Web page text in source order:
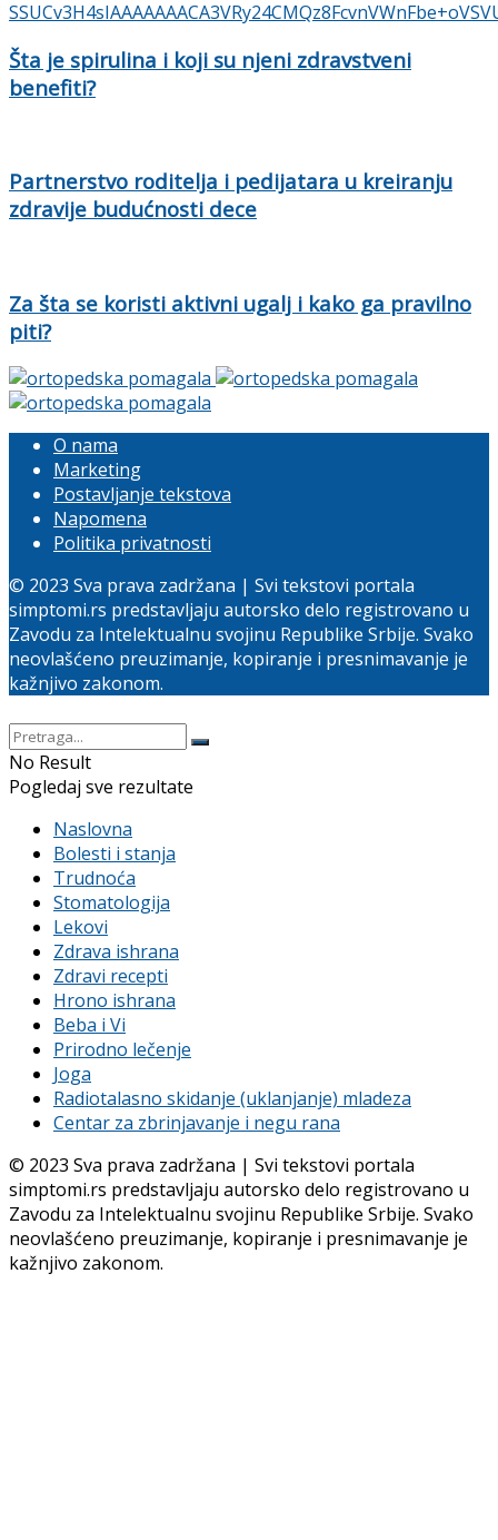
Šta je spirulina i koji su njeni zdravstveni
benefiti?
Partnerstvo roditelja i pedijatara u kreiranju
zdravije budućnosti dece
Za šta se koristi aktivni ugalj i kako ga pravilno
piti?
O nama
Marketing
Postavljanje tekstova
Napomena
Politika privatnosti
© 2023 Sva prava zadržana | Svi tekstovi portala
simptomi.rs predstavljaju autorsko delo registrovano u
Zavodu za Intelektualnu svojinu Republike Srbije. Svako
neovlašćeno preuzimanje, kopiranje i presnimavanje je
kažnjivo zakonom.
No Result
Pogledaj sve rezultate
Naslovna
Bolesti i stanja
Trudnoća
Stomatologija
Lekovi
Zdrava ishrana
Zdravi recepti
Hrono ishrana
Beba i Vi
Prirodno lečenje
Joga
Radiotalasno skidanje (uklanjanje) mladeza
Centar za zbrinjavanje i negu rana
© 2023 Sva prava zadržana | Svi tekstovi portala
simptomi.rs predstavljaju autorsko delo registrovano u
Zavodu za Intelektualnu svojinu Republike Srbije. Svako
neovlašćeno preuzimanje, kopiranje i presnimavanje je
kažnjivo zakonom.